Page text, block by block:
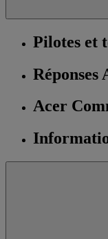
Pilotes et
Réponses
Acer